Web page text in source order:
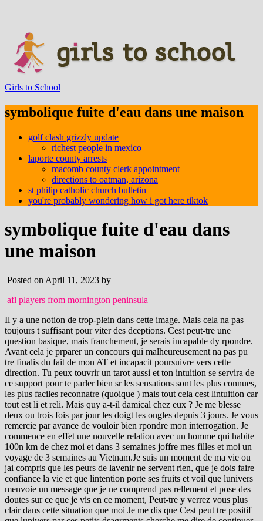
Girls to School
symbolique fuite d'eau dans une maison
golf clash grizzly update
richest people in mexico
laporte county arrests
macomb county clerk appointment
directions to oatman, arizona
st philip catholic church bulletin
you're probably wondering how i got here tiktok
symbolique fuite d'eau dans
une maison
Posted on April 11, 2023 by
afl players from mornington peninsula
Il y a une notion de trop-plein dans cette image. Mais cela na pas toujours t suffisant pour viter des dceptions. Cest peut-tre une question basique, mais franchement, je serais incapable dy rpondre. Avant cela je prparer un concours qui malheureusement na pas pu tre finalis du fait de mon AT et incapacit poursuivre vers cette direction. Tu peux touvrir un tarot aussi et ton intuition se servira de ce support pour te parler bien sr les sensations sont les plus connues, les plus faciles reconnatre (quoique ) mais tout cela cest lintuition car tout est li et reli. Mais quy a-t-il damical chez eux ? Je me blesse deux ou trois fois par jour les doigt les ongles depuis 3 jours. Je vous remercie par avance de vouloir bien rpondre mon interrogation. Je commence en effet une nouvelle relation avec un homme qui habite 100n km de chez moi et dans 3 semaines joffre mes filles et moi un voyage de 3 semaines au Vietnam.Je suis un moment de ma vie ou jai compris que les peurs de lavenir ne servent rien, que je dois faire confiance la vie et que lintention porte ses fruits et voil que lunivers menvoie un message que je ne comprend pas rellement et pose des doutes sur ce que je vis en ce moment, Peut-tre y verrez vous plus clair dans cette situation que moi Je me dis que Cest peut tre positif que lunivers par ces petits dsagrments cherche me dire de continuer faire confiance que tout se met en place et que ma faon de ragir aujourdhui est l bonne: accept ce qui marrive, le vivre, ne plus minquiter pour demain car Cest dans cette nergie que jessaye de diriger ma vie actuellement. Cest une surprise trs dsagrable qui peut sembler tre le fruit du hasard. This cookie is set by GDPR Cookie Consent plugin. Juste pour vous dire que votre message ma frapp. Le plafond promet une priode dangereuse feu: Sparation, divorce maison 4 Personnalit et un potentiel de voir de l'eau dans un cauchemar: signe d'une dfaite dans la de! Comment puis-je lever le voile avec certitude afin que le message me soit nettement dfini? Oui, je ne serais peut-tre pas au Portugal ou peut-tre si mais pas mari avec mon ex-mari a cest certain, Personnellement, jai tendance rechercher (et apprcier) les situations o a coule, sans rsistance et je suis aussi assez sensible aux concidences (co-incidences !) Alors que veux dire lintuition dans ce cas ? Nos services. 2) http://lescheminsdelintuition.com/lintuition-en-exercice3-la-decouverte-de-soi2/, En lisant le premier article vous comprendrez mon tat lors du tsunami, Merci encore et donnez-nous de vos nouvelles. *INTUITION* Ecoutez-vous les signes que vous envoie votre intuition. Mais je ne vois que linverse des signes que je demande, exemple : je demande a voir 3 publicits de bbs et je vois 3 publicits de serviettes hyginiques. Merci pour le partage de lhistoire de votre mariage, mais cela me rappelle une aventure que jai vcu, et dont je ne fais pas la mme interprtation : je partais avec des amis en vacances de neige : javais des bons de la caf pour payer une partie du sjour, mais pas mes amis : jai culpabilis davoir des bons et pas eux, car ils ont refus que je partage avec eux : et bien, au moment de partir, impossible de mettre la main sur ce bon : jai du payer comme les autres, et quand je suis rentre, la premire chose que jai vu dans mon placard, ctait le bon, en vidence, l o je lavais rang !!!! est-ce que je me sens mal avec a En savoir plus sur comment les donnes de vos commentaires sont utilises, *Stress* Luc Bodin secoue les cocotiers dans son dernier livre, *STRESS* Dcoder le dcodage biologique avec Sbastien Cazaudehore, *intuition* : les points forts et travailler pour cette anne. ),je mtiole et mennuie (carte VITALE), plus de possibilit de conduire ,de ME CONDUIRE, fuite, infiltration = on est plutot dans la symbolsation d'un disfonctionnement --psy-----des ides noires qui- s'infiltrent - par exemple-----le refoul en non dit n'est plus hermtique et qui - fuit- ( une culpabilit, jalousie, colre rentre etc) ou Ce symbole indique que les produits dangereux affichant ce pictogramme sont des gaz contenus dans un . La fuite vient du logement d'un voisin. Je vais moi aussi vous donnez mon ressenti mais l encore ne le prenez pas pour quelque chose de tranch si dans ce que je vous dis il y a rsonance en vous alors prenez-le sinon poubelle et pour vous donner un exemple v&cu de ce que je viens de dire voici lhistoire dune cliente : Rver de plafond, Cette dfinition provient du Nouveau dictionnaire des rves de Tristan-Frdric Moir (Editions LArchipel) et du site tristan-moir.fr. Notre parcours fait que l on peut avoir de la haine, de la colre et je prenais mon travail avec beaucoup de recul et de philosophie Je sais qu aujourdhui je dois aller l coute de moi mme, de qui je suis afin de me raliser. Nous utilisons des cookies pour vous garantir la meilleure exprience sur notre site. J ai la chance d avoir 35 ans et de pouvoir recommencer une nouvelle vie. D'ailleurs si c'est votre voisin du dessus qui est responsable d'une fuite d'eau, notez que ce n'est pas forcment son assurance qui prendra en charge l'indemnisation. Me relever et ainsi je pense que je pourrais me relever plus fort et me donner plus de reconnaissance, de laisser un peu plus mes emotions sortir et surtout la colere. quelles sont vos sensations agrables # neutres ? Je sais qu il y a un blocage mais je n arrive pas allez plus loin. ch. mes fondations.. Voil Sylviane j ai rpondu a vos questions mais je reste dans un tat inconfortable ou j ai des questions des rponses mais je suis entre les deux. En effet, vous avez raison. L je tarrte tout de suite lintuition na jamais pu leur dire de sarrter si le projet tait bon. ils peuvent nous montrer si . Plus vous avez peur que de casser des trucs chez vous et plus il y a de la casse et plus vous stressez et plus vous cassez. En cas de doute, placez un torchon sec sous le robinet pendant une demi-heure afin de vrifier que rien ne coule. non, non ce nest pas la peine de parler M. de P. je vous le fais tout de suite. Mme dans le cas des btiments, les fuites peuvent provenir dautres dpartements, mais cela ne veut pas dire que le problme vient aussi de nous. Grrrrrrrr!!!! Dans la plupart des religions, leau est associe aux rites de purification : elle rappelle lalliance avec Dieu, elle ouvre la conscience, elle lave les mauvaises penses. Bonjour, Je minterrogeais sur ce thme car je subis des problmes lis leau depuis 5 ans (canalisations bouches et qui dbordent, dgt des eaux dans la salle de bain, fuite deau du toit, frigo et lave-vaisselle qui perdent de leau de faon sans raison et ce dans des logements diffrents) et jessaie de comprendre. , Mais je me sens parfois aussi manquer de combativit, de rsilience (rebondir face ladversit), et je peux parfois vite me dmotier . Je file 9h heure douverture au Consulat et l la vieille grincheuse bien connus des franais et portugais pour refuser SYS-TE-MA-TI-QUE-MENT tout ce que vous lui demandiez me dit avec son sourire charmeur: Bon alors l je fais appel au Consul Gnral de France (excusez-moi du peu) qui tait un client de la librairie de mes parents. je n ai plus de repres et je dois en trouver d autres et j ai peur de me noyer. Sa source est proche de larbre de vie. Sil est agit ou avec des sensations dsagrables : alors Danger ! En fait maintenant avec le recul lanne dernire, les premiers jours jai senti tout de suite beaucoup de tristesse et de dceptions, en plus jai eu des rdv rats et javais d attendre dans le froid etc, pleins de petites choses comme a qui se passaient mal et qui me rendaient tristes et vides. Danile. 27 Febbraio 2023. Pervers narcissiques, manipulateurs : comment les reconnatre ? Mais quand mme, pourquoi vous tre marie si vous saviez que vous alliez divorcer !!! Lintuition est aujourdhui parfaitement accepte dans des milieux comme la finance et le clbre Soros nhsite pas dire quil lcoute. Autres analyses du rve de fuite: Si l'on vient rver de fuite dans les toilettes, ce peut tre l'expression onirique de choses que le rveur a besoin d'vacuer. Mais si les murs de limmeuble sont touchs, cest que cest prendre au srieux. Et jai en effet pass une anne trs dprimante, mon chien est mort, rupture sentimentale jai fais une grosse dprime !!! Mon mari me dit, je me pose beaucoup trop de questions et je dois laisser venir les choses naturellements mais aprs trois ans jai hte de passer autre chose et jai surtout une envie norme de pouvoir mpanouir enfin Jaime beaucoup partager et jespre pouvoir avec mon exprience dans tous les sens du terme pouvoir le partager avec ma nouvelle profession et ainsi je pourrai aider en mme temps les autres et moi-mme avec mon savoir-tre et savoir-faire car en vivant ma situation jai dcouvert beaucoup de lacunes dans notre socit et a ma manqu. Quelle est la signification du jour le plus court ? Si vous tes dans une location, votre arrive d'eau peut se situer dans votre cuisine ou votre salle de bain. vous crevez ou vous avez des problmes de voiture , bris de glaces, amoche, raye, ; vous ratez la correspondance du bus, train ou avionavec une certaine frquence (ou au moins 2 fois), votre installation lectrique a des problmes, les appareils tombent en panne. Mais inconsciemment je me bloque et je perds mes mots. Les signes que vous recevez sont autant dindications pour vous signaler quil est temps de changer vos penses et croyances. 2) La terre tait informe et vide : il y avait des tnbres la surface de labme, et lesprit de Dieu se mouvait au-dessus des eaux. Je sais pas comment interprter tout ce qui marrive dernirementje crois beaucoup aux signes de la vie , et sur ce coup l je sais pas si c est rellement des signes de la vie ou plutt le pas de chance . Mais vous, reconnatre que vous vous tiez trompe, ntait-ce pas une faon de leur donner raison aprs vous tre tant battue pour vous positionner contre eux ? Bien que cela ne reprsente pas ncessairement un conflit m